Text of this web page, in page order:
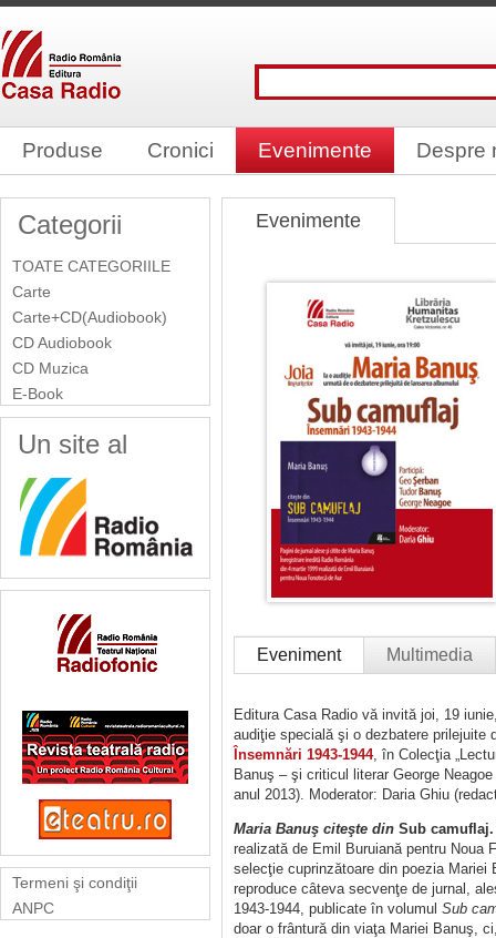
Produse Cronici Evenimente Despre
Categorii
TOATE CATEGORIILE
Carte
Carte+CD(Audiobook)
CD Audiobook
CD Muzica
E-Book
Un site al
Termeni şi condiţii
ANPC
Evenimente
Eveniment Multimedia
Editura Casa Radio vă invită joi, 19
audiţie specială şi o dezbatere prilejuite
Însemnări 1943-1944, în Colecţia
Banuş – şi criticul literar George
anul 2013). Moderator: Daria Ghiu
Maria Banuş citeşte din Sub camuflaj.
realizată de Emil Buruiană pentru Noua
selecţie cuprinzătoare din poezia
reproduce câteva secvenţe de jurnal,
1943-1944, publicate în volumul Sub
doar o frântură din viaţa Mariei Banuş,